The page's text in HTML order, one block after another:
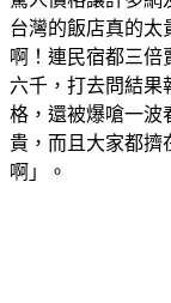
驚人價格讓許多網
台灣的飯店真的太
啊！連民宿都三倍
六千，打去問結果
格，還被爆嗆一波
貴，而且大家都擠